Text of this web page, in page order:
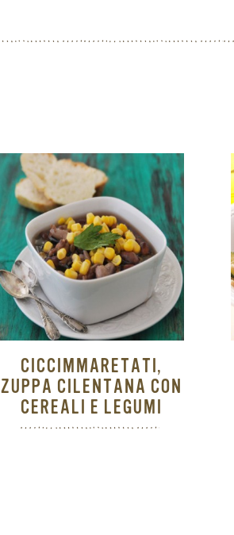
CICCIMMARETATI,
ZUPPA CILENTANA CON
CEREALI E LEGUMI